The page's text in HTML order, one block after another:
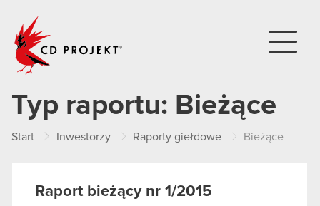
Typ raportu: Bieżące
Start Inwestorzy Raporty giełdowe Bieżące
Raport bieżący nr 1/2015